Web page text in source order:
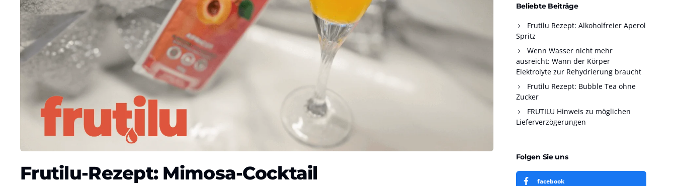
Frutilu-Rezept: Mimosa-Cocktail
Beliebte Beiträge
Frutilu Rezept: Alkoholfreier Aperol
Spritz
Wenn Wasser nicht mehr
ausreicht: Wann der Körper
Elektrolyte zur Rehydrierung braucht
Frutilu Rezept: Bubble Tea ohne
Zucker
FRUTILU Hinweis zu möglichen
Lieferverzögerungen
Folgen Sie uns
facebook